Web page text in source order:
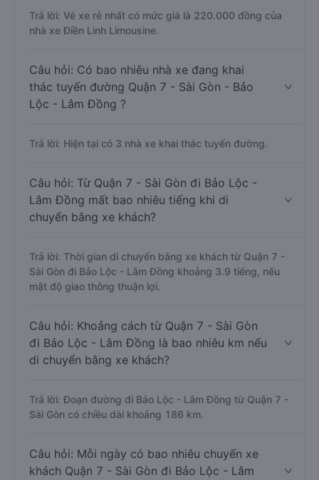
Trả lời: Vé xe rẻ nhất có mức giá là 220.000 đồng của
nhà xe Điền Linh Limousine.
Câu hỏi: Có bao nhiêu nhà xe đang khai
thác tuyến đường Quận 7 - Sài Gòn - Bảo
Lộc - Lâm Đồng ?
Trả lời: Hiện tại có 3 nhà xe khai thác tuyến đường.
Câu hỏi: Từ Quận 7 - Sài Gòn đi Bảo Lộc -
Lâm Đồng mất bao nhiêu tiếng khi di
chuyển bằng xe khách?
Trả lời: Thời gian di chuyển bằng xe khách từ Quận 7 -
Sài Gòn đi Bảo Lộc - Lâm Đồng khoảng 3.9 tiếng, nếu
mật độ giao thông thuận lợi.
Câu hỏi: Khoảng cách từ Quận 7 - Sài Gòn
đi Bảo Lộc - Lâm Đồng là bao nhiêu km nếu
di chuyển bằng xe khách?
Trả lời: Đoạn đường đi Bảo Lộc - Lâm Đồng từ Quận 7 -
Sài Gòn có chiều dài khoảng 186 km.
Câu hỏi: Mỗi ngày có bao nhiêu chuyến xe
khách Quận 7 - Sài Gòn đi Bảo Lộc - Lâm